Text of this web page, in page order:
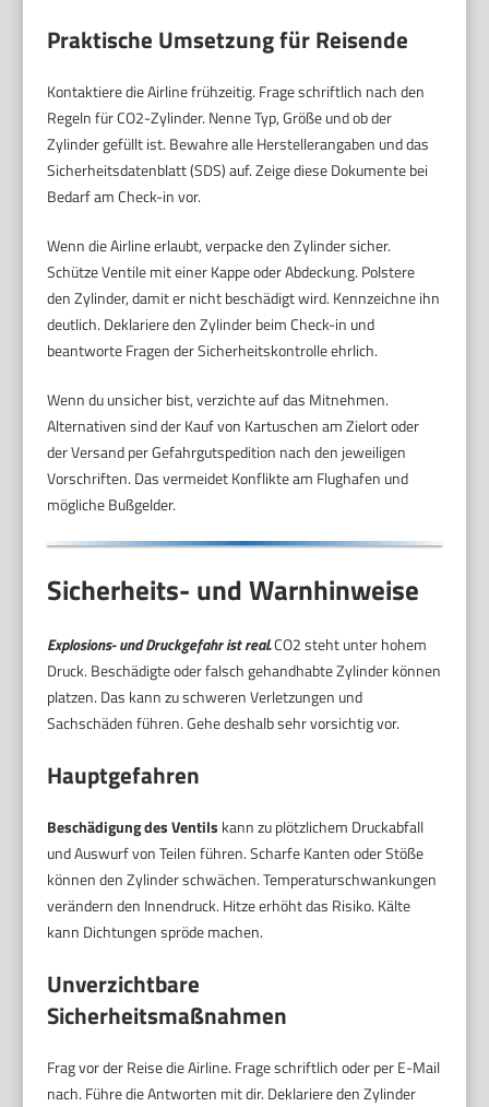
Praktische Umsetzung für Reisende
Kontaktiere die Airline frühzeitig. Frage schriftlich nach den
Regeln für CO2-Zylinder. Nenne Typ, Größe und ob der
Zylinder gefüllt ist. Bewahre alle Herstellerangaben und das
Sicherheitsdatenblatt (SDS) auf. Zeige diese Dokumente bei
Bedarf am Check-in vor.
Wenn die Airline erlaubt, verpacke den Zylinder sicher.
Schütze Ventile mit einer Kappe oder Abdeckung. Polstere
den Zylinder, damit er nicht beschädigt wird. Kennzeichne ihn
deutlich. Deklariere den Zylinder beim Check-in und
beantworte Fragen der Sicherheitskontrolle ehrlich.
Wenn du unsicher bist, verzichte auf das Mitnehmen.
Alternativen sind der Kauf von Kartuschen am Zielort oder
der Versand per Gefahrgutspedition nach den jeweiligen
Vorschriften. Das vermeidet Konflikte am Flughafen und
mögliche Bußgelder.
Sicherheits- und Warnhinweise
Explosions- und Druckgefahr ist real.CO2 steht unter hohem
Druck. Beschädigte oder falsch gehandhabte Zylinder können
platzen. Das kann zu schweren Verletzungen und
Sachschäden führen. Gehe deshalb sehr vorsichtig vor.
Hauptgefahren
Beschädigung des Ventils kann zu plötzlichem Druckabfall
und Auswurf von Teilen führen. Scharfe Kanten oder Stöße
können den Zylinder schwächen. Temperaturschwankungen
verändern den Innendruck. Hitze erhöht das Risiko. Kälte
kann Dichtungen spröde machen.
Unverzichtbare
Sicherheitsmaßnahmen
Frag vor der Reise die Airline. Frage schriftlich oder per E-Mail
nach. Führe die Antworten mit dir. Deklariere den Zylinder